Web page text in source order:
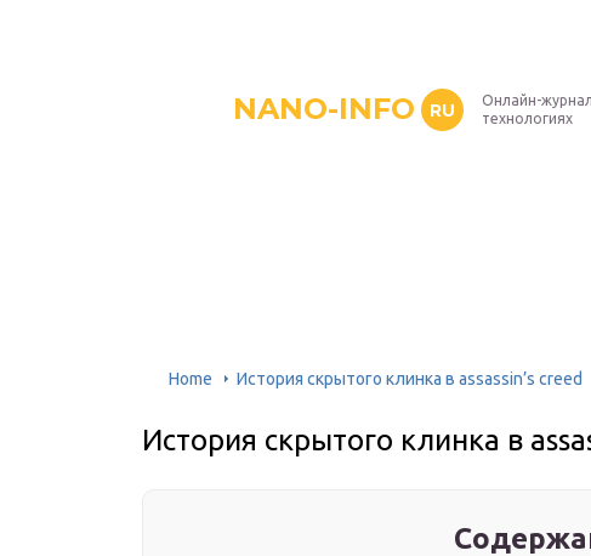
NANO-INFO RU
Онлайн-
технологиях
Home История скрытого клинка в assassin’s creed
История скрытого клинка в